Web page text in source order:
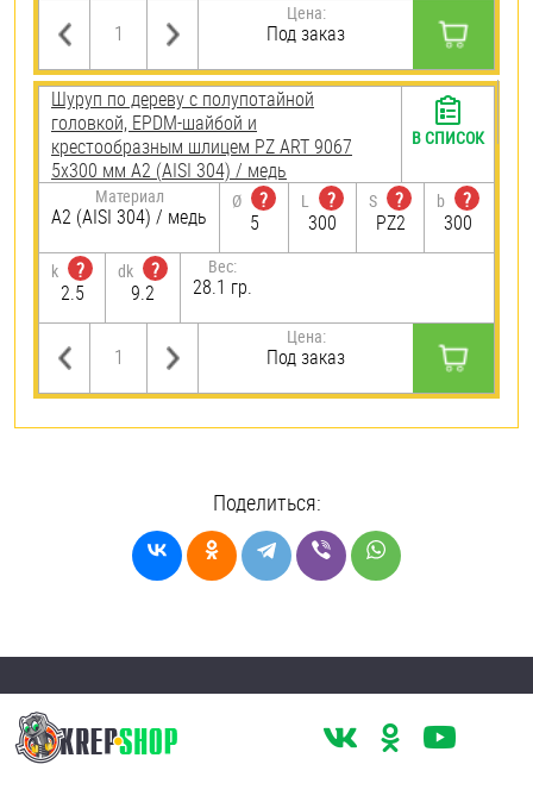
Цена:
Под заказ
Шуруп по дереву с полупотайной
головкой, EPDM-шайбой и
крестообразным шлицем PZ ART 9067
5х300 мм А2 (AISI 304) / медь
Материал
А2 (AISI 304) / медь
Ø
?
5
L
?
300
S
?
PZ2
b
?
300
k
?
2.5
dk
?
9.2
Вес:
28.1 гр.
Цена:
Под заказ
В СПИСОК
Поделиться: